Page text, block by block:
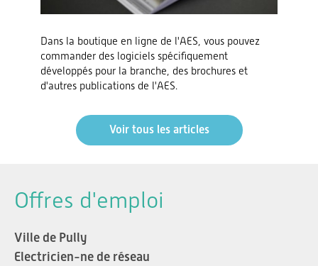
Dans la boutique en ligne de l'AES, vous pouvez
commander des logiciels spécifiquement
développés pour la branche, des brochures et
d'autres publications de l'AES.
Voir tous les articles
Offres d'emploi
Ville de Pully
Electricien-ne de réseau